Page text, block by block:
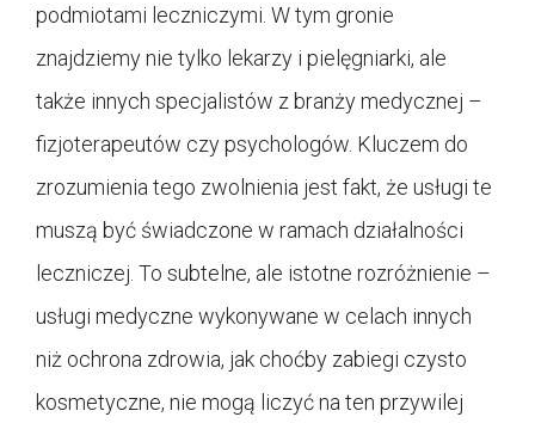
podmiotami leczniczymi. W tym gronie
znajdziemy nie tylko lekarzy i pielęgniarki, ale
także innych specjalistów z branży medycznej –
fizjoterapeutów czy psychologów. Kluczem do
zrozumienia tego zwolnienia jest fakt, że usługi te
muszą być świadczone w ramach działalności
leczniczej. To subtelne, ale istotne rozróżnienie –
usługi medyczne wykonywane w celach innych
niż ochrona zdrowia, jak choćby zabiegi czysto
kosmetyczne, nie mogą liczyć na ten przywilej